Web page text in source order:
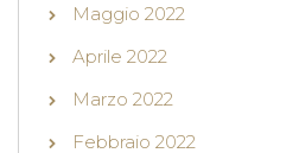
Maggio 2022
Aprile 2022
Marzo 2022
Febbraio 2022